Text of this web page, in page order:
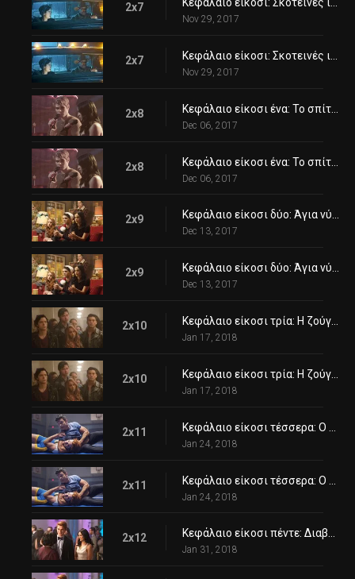
2x7
Nov 29, 2017
2x7
Nov 29, 2017
2x8
Dec 06, 2017
2x8
Dec 06, 2017
2x9 Κεφάλαιο είκοσι δύο: Άγια νύχτα, νύχτα θανάτου
Dec 13, 2017
2x9 Κεφάλαιο είκοσι δύο: Άγια νύχτα, νύχτα θανάτου
Dec 13, 2017
2x10
Jan 17, 2018
2x10
Jan 17, 2018
2x11
Jan 24, 2018
2x11
Jan 24, 2018
2x12 Κεφάλαιο είκοσι πέντε: Διαβολικοί και θεϊκοί
Jan 31, 2018